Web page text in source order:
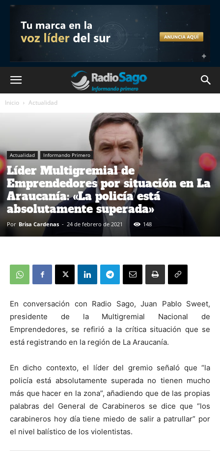
Inicio Actualidad
Actualidad Informando Primero
Líder Multigremial de
Emprendedores por situación en La
Araucanía: «La policía está
absolutamente superada»
Por Brisa Cardenas - 24 de febrero de 2021 148
En conversación con Radio Sago, Juan Pablo Sweet,
presidente de la Multigremial Nacional de
Emprendedores, se refirió a la crítica situación que se
está registrando en la región de La Araucanía.
En dicho contexto, el líder del gremio señaló que “la
policía está absolutamente superada no tienen mucho
más que hacer en la zona”, añadiendo que de las propias
palabras del General de Carabineros se dice que “los
carabineros hoy día tiene miedo de salir a patrullar” por
el nivel balístico de los violentistas.